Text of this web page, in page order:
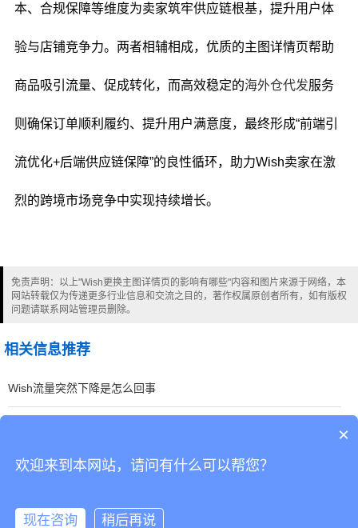
本、合规保障等维度为卖家筑牢供应链根基，提升用户体
验与店铺竞争力。两者相辅相成，优质的主图详情页帮助
商品吸引流量、促成转化，而高效稳定的海外仓代发服务
则确保订单顺利履约、提升用户满意度，最终形成“前端引
流优化+后端供应链保障”的良性循环，助力Wish卖家在激
烈的跨境市场竞争中实现持续增长。
免责声明：以上"Wish更换主图详情页的影响有哪些"内容和图片来源于网络，本
网站转载仅为传递更多行业信息和交流之目的，著作权属原创者所有，如有版权
问题请联系网站管理员删除。
相关信息推荐
Wish流量突然下降是怎么回事
×
欢迎来到本网站，请问有什么可以帮您？
现在咨询 稍后再说